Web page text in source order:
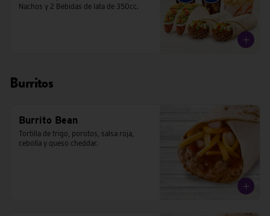
Nachos y 2 Bebidas de lata de 350cc.
Burritos
Burrito Bean
Tortilla de trigo, porotos, salsa roja,
cebolla y queso cheddar.